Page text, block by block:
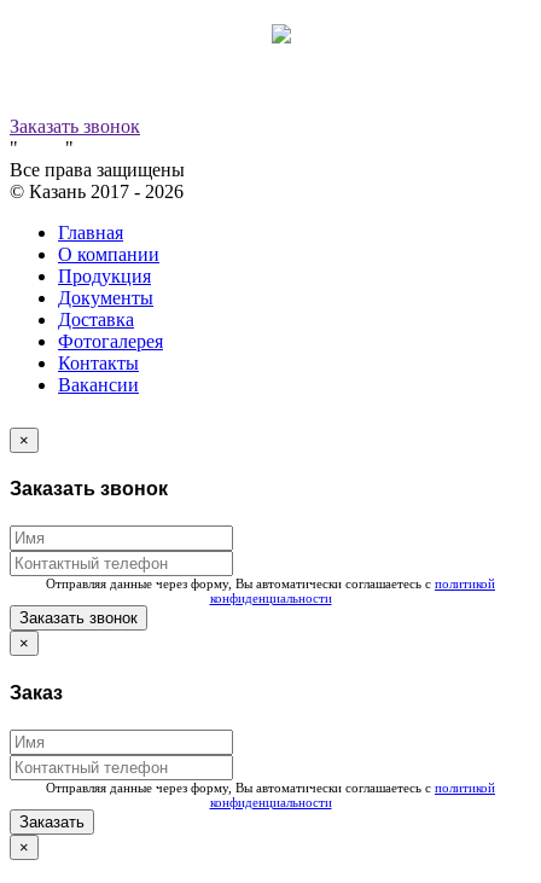
Заказать звонок
"
"
Все права защищены
© Казань 2017 - 2026
Главная
О компании
Продукция
Документы
Доставка
Фотогалерея
Контакты
Вакансии
×
Заказать звонок
Отправляя данные через форму, Вы автоматически соглашаетесь с политикой
конфиденциальности
Заказать звонок
×
Заказ
Отправляя данные через форму, Вы автоматически соглашаетесь с политикой
конфиденциальности
Заказать
×